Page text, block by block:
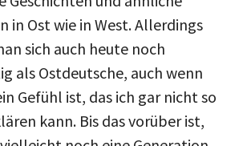
in Ost wie in West. Allerdings
sich auch heute noch
als Ostdeutsche, auch wenn
Gefühl ist, das ich gar nicht so
kann. Bis das vorüber ist,